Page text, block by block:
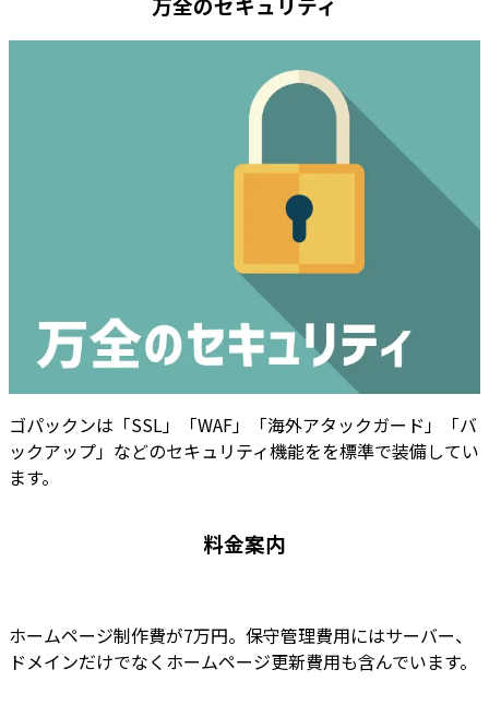
ゴパックンは「SSL」「WAF」「海外アタックガード」「バ
ックアップ」などのセキュリティ機能をを標準で装備してい
ます。
料金案内
ホームページ制作費が7万円。保守管理費用にはサーバー、
ドメインだけでなくホームページ更新費用も含んでいます。